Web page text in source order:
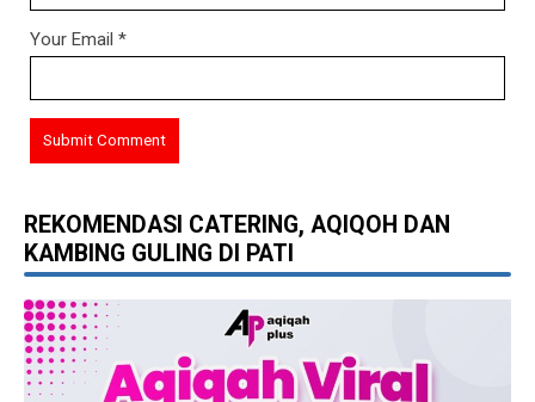
Your Email *
REKOMENDASI CATERING, AQIQOH DAN
KAMBING GULING DI PATI